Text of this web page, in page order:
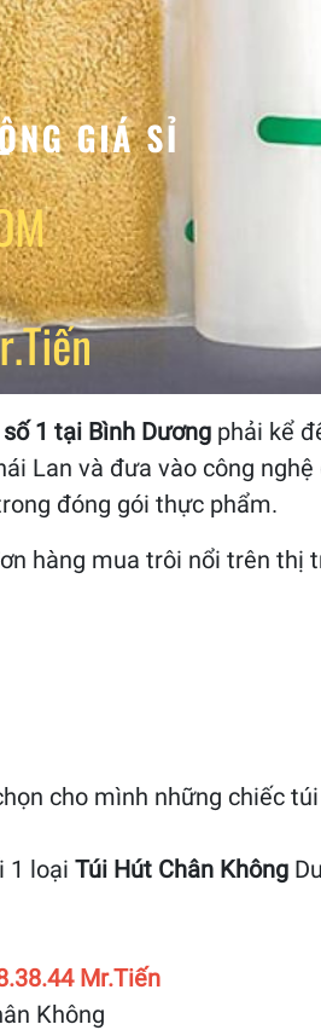
1 tại Bình Dươngphải kể
Lan và đưa vào công
đóng gói thực phẩm.
hàng mua trôi nổi trên
cho mình những chiếc
1 loại Túi Hút Chân Không
Mr.Tiến
Không